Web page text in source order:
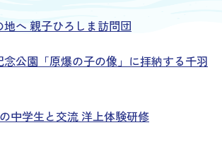
へ 親子ひろしま訪問団
公園「原爆の子の像」に拝納する千羽
中学生と交流 洋上体験研修